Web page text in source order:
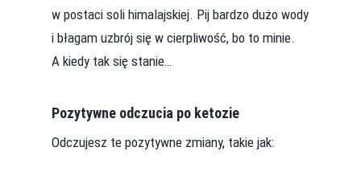
w postaci soli himalajskiej. Pij bardzo dużo wody
i błagam uzbrój się w cierpliwość, bo to minie.
A kiedy tak się stanie…
Pozytywne odczucia po ketozie
Odczujesz te pozytywne zmiany, takie jak: